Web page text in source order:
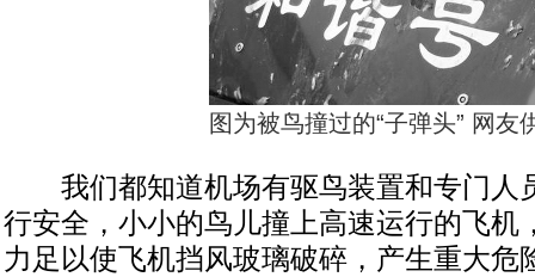
图为被鸟撞过的“子弹头” 网友
我们都知道机场有驱鸟装置和专门人
行安全，小小的鸟儿撞上高速运行的飞机
力足以使飞机挡风玻璃破碎，产生重大危